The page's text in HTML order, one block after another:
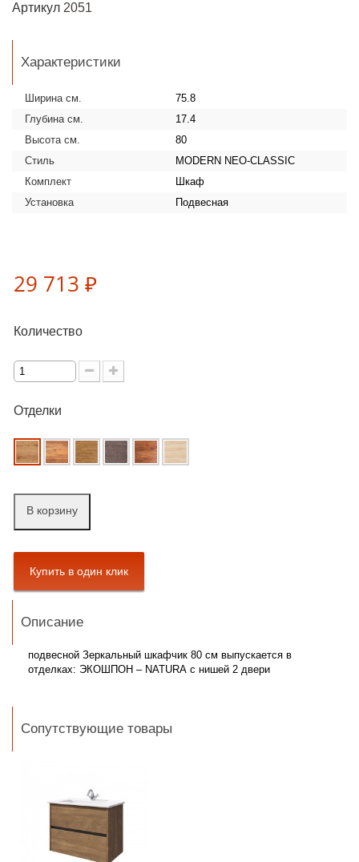
Артикул 2051
Характеристики
Ширина см.
75.8
Глубина см.
17.4
Высота см.
80
Стиль
MODERN NEO-CLASSIC
Комплект
Шкаф
Установка
Подвесная
29 713 ₽
Количество
Отделки
В корзину
Описание
подвесной Зеркальный шкафчик 80 см выпускается в
отделках: ЭКОШПОН – NATURA с нишей 2 двери
Сопутствующие товары